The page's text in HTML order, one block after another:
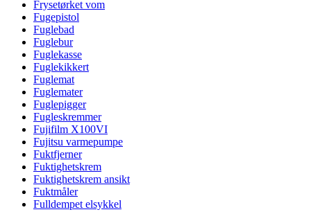
Frysetørket vom
Fugepistol
Fuglebad
Fuglebur
Fuglekasse
Fuglekikkert
Fuglemat
Fuglemater
Fuglepigger
Fugleskremmer
Fujifilm X100VI
Fujitsu varmepumpe
Fuktfjerner
Fuktighetskrem
Fuktighetskrem ansikt
Fuktmåler
Fulldempet elsykkel